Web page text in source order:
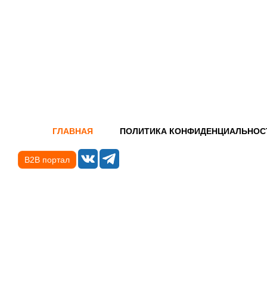
ГЛАВНАЯ ПОЛИТИКА
B2B портал